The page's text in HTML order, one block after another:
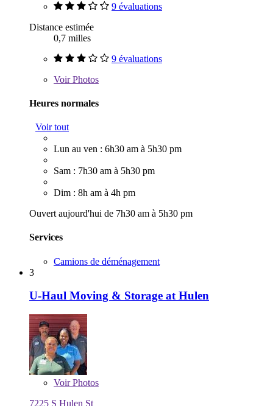
9 évaluations
Distance estimée
0,7 milles
9 évaluations
VoirPhotos
Heures normales
Voir tout
Lun au ven : 6h30 am à 5h30 pm
Sam : 7h30 am à 5h30 pm
Dim : 8h am à 4h pm
Ouvert aujourd'hui de 7h30 am à 5h30 pm
Services
Camions de déménagement
3
U-Haul Moving & Storage at Hulen
VoirPhotos
7225 S Hulen St